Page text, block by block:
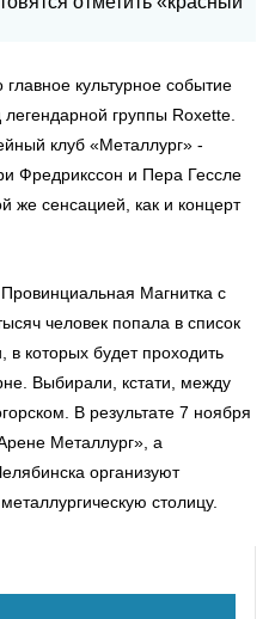
культурное событие
группы Roxette.
клуб «Металлург» -
Фредрикссон и Пера Гессле
же сенсацией, как и концерт
Магнитка с
человек попала в список
в которых будет проходить
Выбирали, кстати, между
В результате 7 ноября
Металлург», а
организуют
столицу.